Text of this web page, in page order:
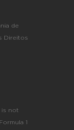
de
Direitos
is not
1